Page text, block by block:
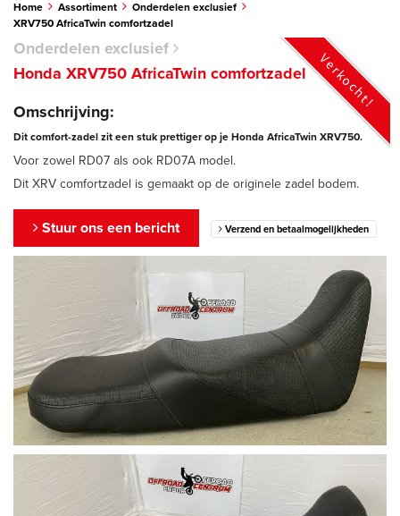
Home Assortiment
Onderdelen exclusief
XRV750 AfricaTwin comfortzadel
Verkocht!
Onderdelen exclusief
Honda XRV750 AfricaTwin comfortzadel
Omschrijving:
Dit comfort-zadel zit een stuk prettiger op je Honda AfricaTwin XRV750.
Voor zowel RD07 als ook RD07A model.
Dit XRV comfortzadel is gemaakt op de originele zadel bodem.
Stuur ons een bericht Verzend en betaalmogelijkheden